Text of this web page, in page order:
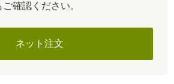
ご確認ください。
ネット注文